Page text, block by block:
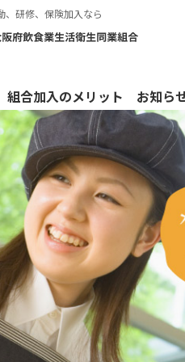
、研修、保険加入なら
組合加入のメリット お知ら